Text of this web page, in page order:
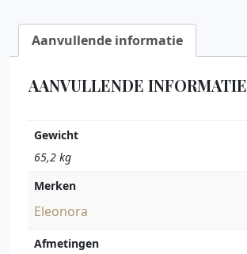
Aanvullende informatie
AANVULLENDE INFORMATIE
Gewicht
65,2 kg
Merken
Eleonora
Afmetingen